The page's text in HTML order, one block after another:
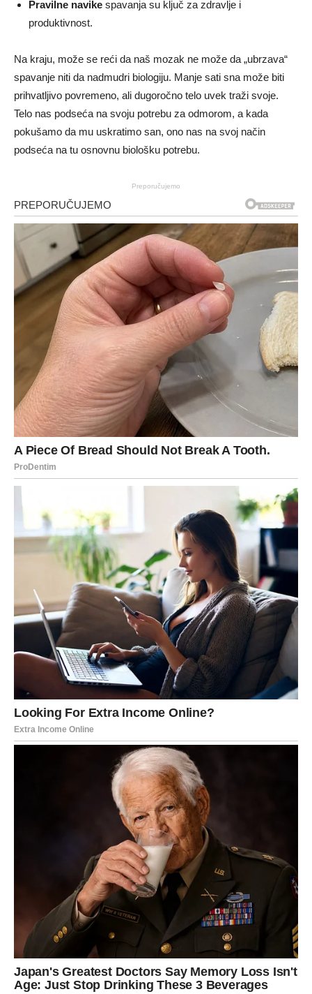
Pravilne navike spavanja su ključ za zdravlje i
produktivnost.
Na kraju, može se reći da naš mozak ne može da „ubrzava“
spavanje niti da nadmudri biologiju. Manje sati sna može biti
prihvatljivo povremeno, ali dugoročno telo uvek traži svoje.
Telo nas podseća na svoju potrebu za odmorom, a kada
pokušamo da mu uskratimo san, ono nas na svoj način
podseća na tu osnovnu biološku potrebu.
Preporučujemo